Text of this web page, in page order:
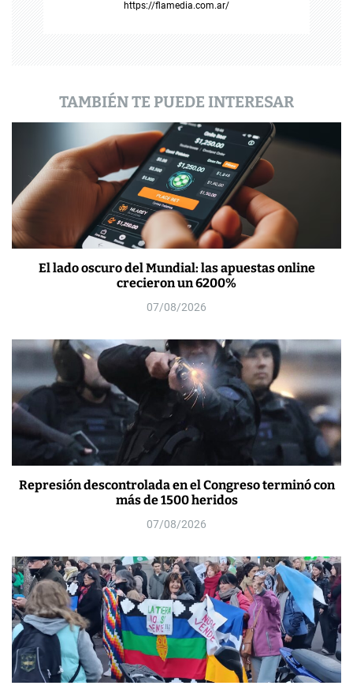
https://flamedia.com.ar/
TAMBIÉN TE PUEDE INTERESAR
El lado oscuro del Mundial: las apuestas online
crecieron un 6200%
07/08/2026
Represión descontrolada en el Congreso terminó con
más de 1500 heridos
07/08/2026